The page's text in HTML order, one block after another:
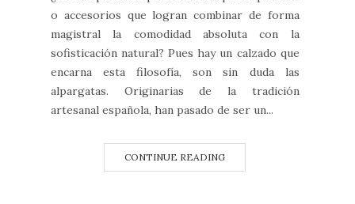
o accesorios que logran combinar de forma
magistral la comodidad absoluta con la
sofisticación natural? Pues hay un calzado que
encarna esta filosofía, son sin duda las
alpargatas. Originarias de la tradición
artesanal española, han pasado de ser un...
CONTINUE READING